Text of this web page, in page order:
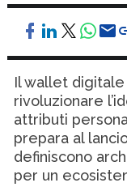
Il wallet
rivoluzionare
attributi
prepara al
definiscono
per un